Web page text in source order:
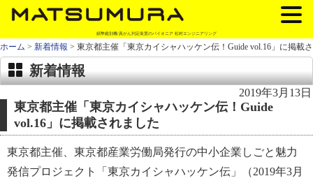
紙幣鑑別機/真がん判定装置のパイオニア 松村エンジニアリング
ホーム > 新着情報 > 東京都主催「東京カイシャハッケン伝！Guide vol.16」に掲載
新着情報
東京都主催「東京カイシャハッケン伝！Guide
vol.16」に掲載されました
2019年3月13日
東京都主催、東京都産業労働局発行の中小企業しごと魅力
発信プロジェクト「東京カイシャハッケン伝」（2019年3月